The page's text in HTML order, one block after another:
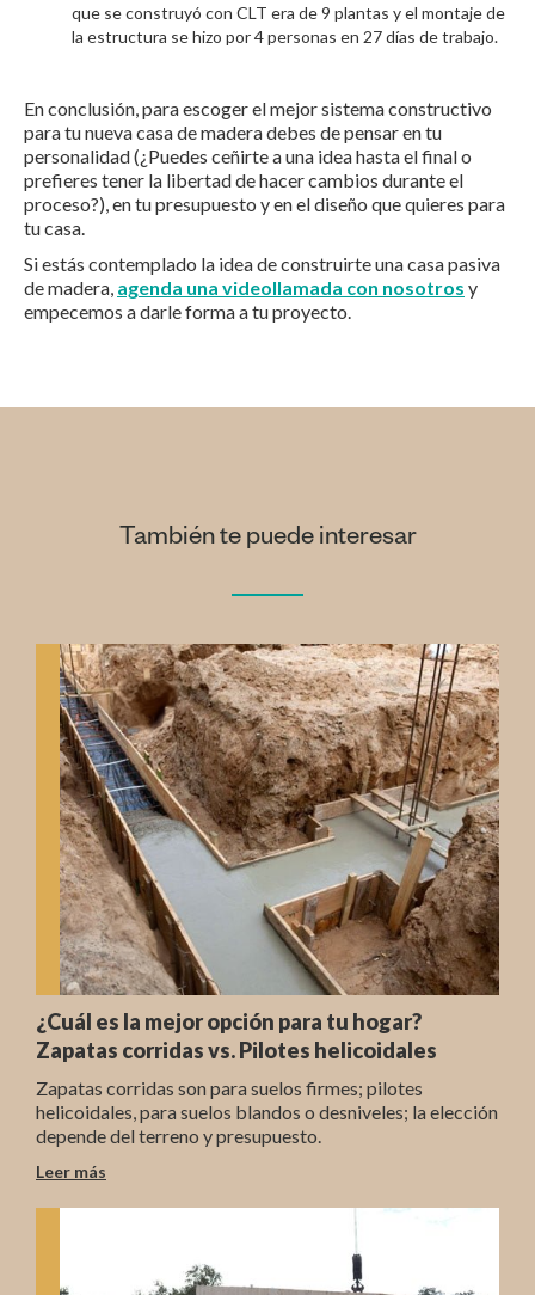
que se construyó con CLT era de 9 plantas y el montaje de
la estructura se hizo por 4 personas en 27 días de trabajo.
En conclusión, para escoger el mejor sistema constructivo
para tu nueva casa de madera debes de pensar en tu
personalidad (¿Puedes ceñirte a una idea hasta el final o
prefieres tener la libertad de hacer cambios durante el
proceso?), en tu presupuesto y en el diseño que quieres para
tu casa.
Si estás contemplado la idea de construirte una casa pasiva
de madera, agenda una videollamada con nosotros y
empecemos a darle forma a tu proyecto.
También te puede interesar
¿Cuál es la mejor opción para tu hogar?
Zapatas corridas vs. Pilotes helicoidales
Zapatas corridas son para suelos firmes; pilotes
helicoidales, para suelos blandos o desniveles; la elección
depende del terreno y presupuesto.
Leer más